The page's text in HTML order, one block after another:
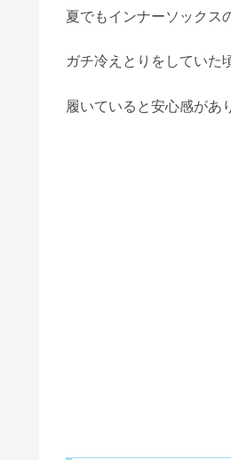
夏でもインナーソックス
ガチ冷えとりをしていた
履いていると安心感があ